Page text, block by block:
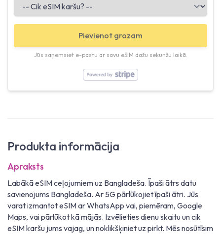
Pievienot grozam
Jūs saņemsiet e-pastu ar savu eSIM dažu sekunžu laikā.
Produkta informācija
Apraksts
Labākā eSIM ceļojumiem uz Bangladeša. Īpaši ātrs datu
savienojums Bangladeša. Ar 5G pārlūkojiet īpaši ātri. Jūs
varat izmantot eSIM ar WhatsApp vai, piemēram, Google
Maps, vai pārlūkot kā mājās. Izvēlieties dienu skaitu un cik
eSIM karšu jums vajag, un noklikšķiniet uz pirkt. Mēs nosūtīsim